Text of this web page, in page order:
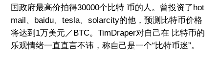
国政府最高价拍得30000个比特 币的人。曾投资了hot
mail、baidu、tesla、solarcity的他，预测比特币价格
将达到1万美元／BTC。TimDraper对自己在 比特币的
乐观情绪一直直言不讳，称自己是一个“比特币迷”。